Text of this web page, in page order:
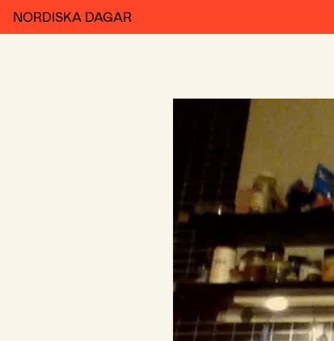
NORDISKA DAGAR